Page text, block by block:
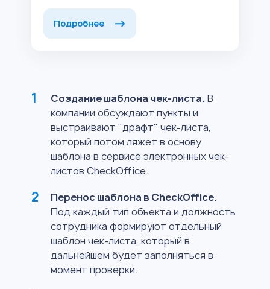
Подробнее
Создание шаблона чек-листа. В
компании обсуждают пункты и
выстраивают "драфт" чек-листа,
который потом ляжет в основу
шаблона в сервисе электронных чек-
листов CheckOffice.
Перенос шаблона в CheckOffice.
Под каждый тип объекта и должность
сотрудника формируют отдельный
шаблон чек-листа, который в
дальнейшем будет заполняться в
момент проверки.